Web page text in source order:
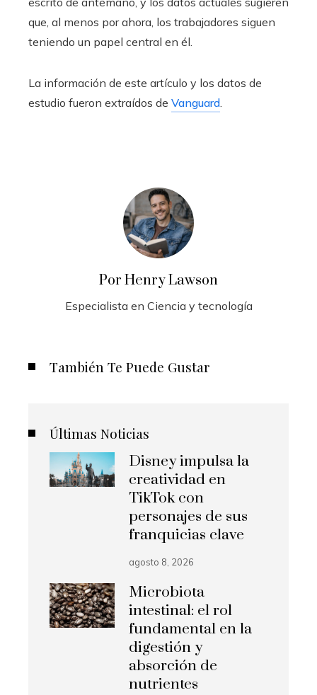
que, al menos por ahora, los trabajadores siguen
teniendo un papel central en él.
La información de este artículo y los datos de
estudio fueron extraídos de Vanguard.
Por Henry Lawson
Especialista en Ciencia y tecnología
También Te Puede Gustar
Últimas Noticias
Disney impulsa la
creatividad en
TikTok con
personajes de sus
franquicias clave
agosto 8, 2026
Microbiota
intestinal: el rol
fundamental en la
digestión y
absorción de
nutrientes